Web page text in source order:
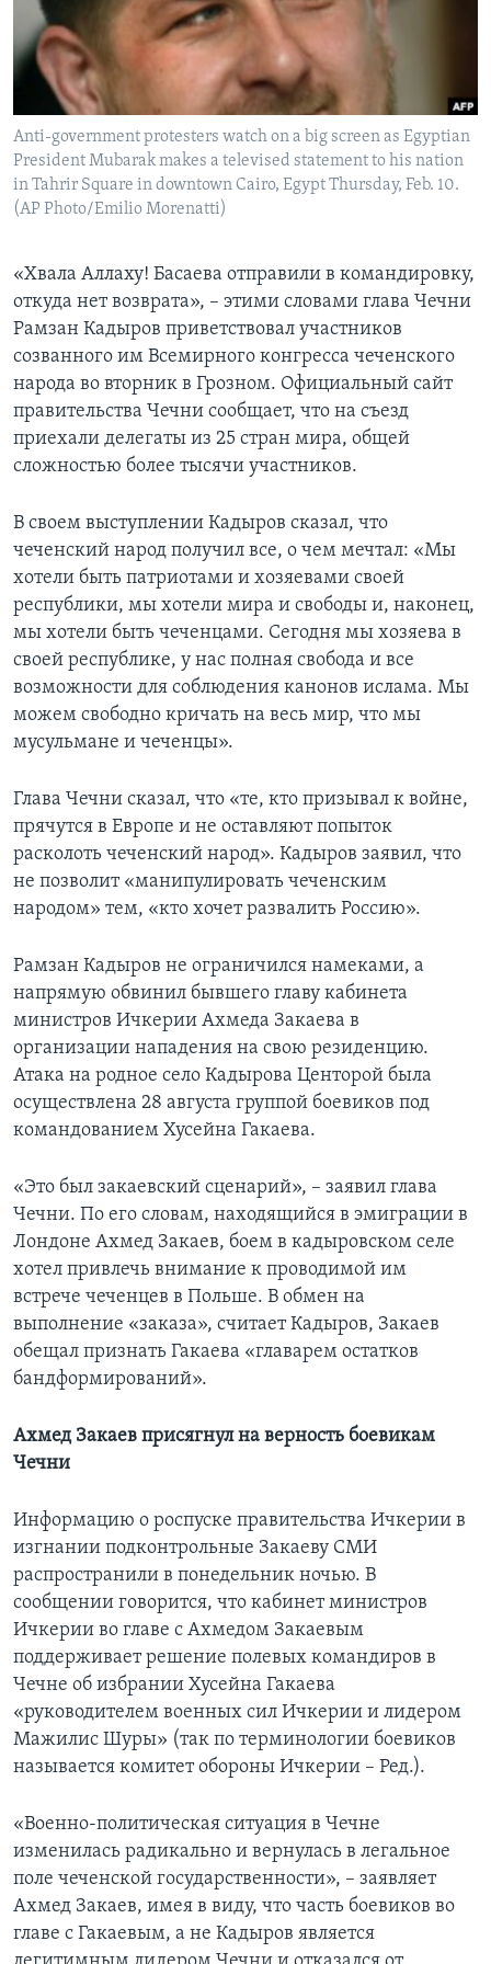
Learning English
СОЦИАЛЬНЫЕ СЕТИ
Языки
Anti-government protesters watch on a big screen as Egyptian
President Mubarak makes a televised statement to his nation
in Tahrir Square in downtown Cairo, Egypt Thursday, Feb. 10.
(AP Photo/Emilio Morenatti)
«Хвала Аллаху! Басаева отправили в командировку,
откуда нет возврата», – этими словами глава Чечни
Рамзан Кадыров приветствовал участников
созванного им Всемирного конгресса чеченского
народа во вторник в Грозном. Официальный сайт
правительства Чечни сообщает, что на съезд
приехали делегаты из 25 стран мира, общей
сложностью более тысячи участников.
В своем выступлении Кадыров сказал, что
чеченский народ получил все, о чем мечтал: «Мы
хотели быть патриотами и хозяевами своей
республики, мы хотели мира и свободы и, наконец,
мы хотели быть чеченцами. Сегодня мы хозяева в
своей республике, у нас полная свобода и все
возможности для соблюдения канонов ислама. Мы
можем свободно кричать на весь мир, что мы
мусульмане и чеченцы».
Глава Чечни сказал, что «те, кто призывал к войне,
прячутся в Европе и не оставляют попыток
расколоть чеченский народ». Кадыров заявил, что
не позволит «манипулировать чеченским
народом» тем, «кто хочет развалить Россию».
Рамзан Кадыров не ограничился намеками, а
напрямую обвинил бывшего главу кабинета
министров Ичкерии Ахмеда Закаева в
организации нападения на свою резиденцию.
Атака на родное село Кадырова Центорой была
осуществлена 28 августа группой боевиков под
командованием Хусейна Гакаева.
«Это был закаевский сценарий», – заявил глава
Чечни. По его словам, находящийся в эмиграции в
Лондоне Ахмед Закаев, боем в кадыровском селе
хотел привлечь внимание к проводимой им
встрече чеченцев в Польше. В обмен на
выполнение «заказа», считает Кадыров, Закаев
обещал признать Гакаева «главарем остатков
бандформирований».
Ахмед Закаев присягнул на верность боевикам
Чечни
Информацию о роспуске правительства Ичкерии в
изгнании подконтрольные Закаеву СМИ
распространили в понедельник ночью. В
сообщении говорится, что кабинет министров
Ичкерии во главе с Ахмедом Закаевым
поддерживает решение полевых командиров в
Чечне об избрании Хусейна Гакаева
«руководителем военных сил Ичкерии и лидером
Мажилис Шуры» (так по терминологии боевиков
называется комитет обороны Ичкерии – Ред.).
«Военно-политическая ситуация в Чечне
изменилась радикально и вернулась в легальное
поле чеченской государственности», – заявляет
Ахмед Закаев, имея в виду, что часть боевиков во
главе с Гакаевым, а не Кадыров является